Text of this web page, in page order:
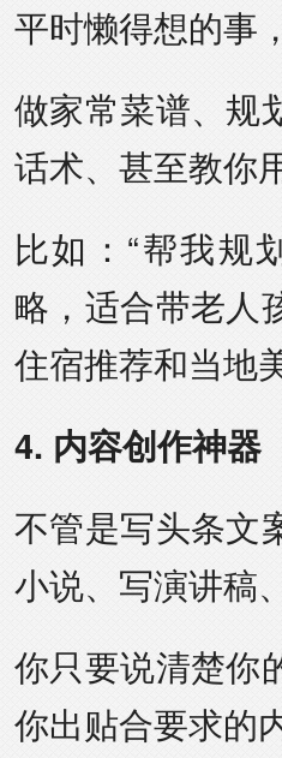
平时懒得想的事
做家常菜谱、规
话术、甚至教你
比如：“帮我规
略，适合带老人
住宿推荐和当地
4. 内容创作神器
不管是写头条文
小说、写演讲稿
你只要说清楚你
你出贴合要求的